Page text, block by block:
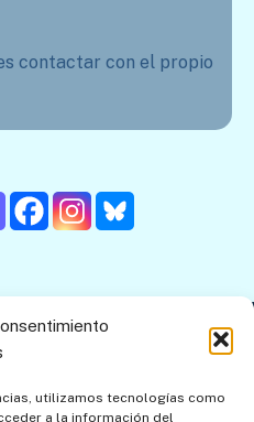
utilizamos tecnologías como
a la información del
contactar con el propio
Mapa del sitio